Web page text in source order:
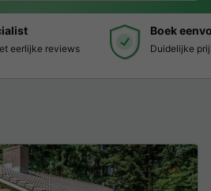
zonder stress
boeken en veilige betaalomgeving